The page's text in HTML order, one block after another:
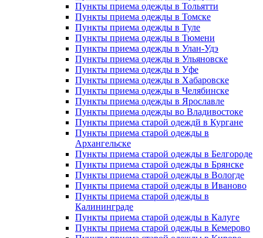
Пункты приема одежды в Тольятти
Пункты приема одежды в Томске
Пункты приема одежды в Туле
Пункты приема одежды в Тюмени
Пункты приема одежды в Улан-Удэ
Пункты приема одежды в Ульяновске
Пункты приема одежды в Уфе
Пункты приема одежды в Хабаровске
Пункты приема одежды в Челябинске
Пункты приема одежды в Ярославле
Пункты приема одежды во Владивостоке
Пункты приема старой одеждй в Кургане
Пункты приема старой одежды в
Архангельске
Пункты приема старой одежды в Белгороде
Пункты приема старой одежды в Брянске
Пункты приема старой одежды в Вологде
Пункты приема старой одежды в Иваново
Пункты приема старой одежды в
Калининграде
Пункты приема старой одежды в Калуге
Пункты приема старой одежды в Кемерово